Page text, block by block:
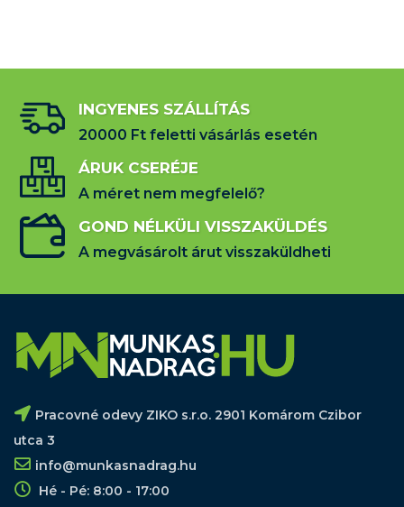
INGYENES SZÁLLÍTÁS
20000 Ft feletti vásárlás esetén
ÁRUK CSERÉJE
A méret nem megfelelő?
GOND NÉLKÜLI VISSZAKÜLDÉS
A megvásárolt árut visszaküldheti
Pracovné odevy ZIKO s.r.o. 2901 Komárom Czibor
utca 3
info@munkasnadrag.hu
Hé - Pé: 8:00 - 17:00